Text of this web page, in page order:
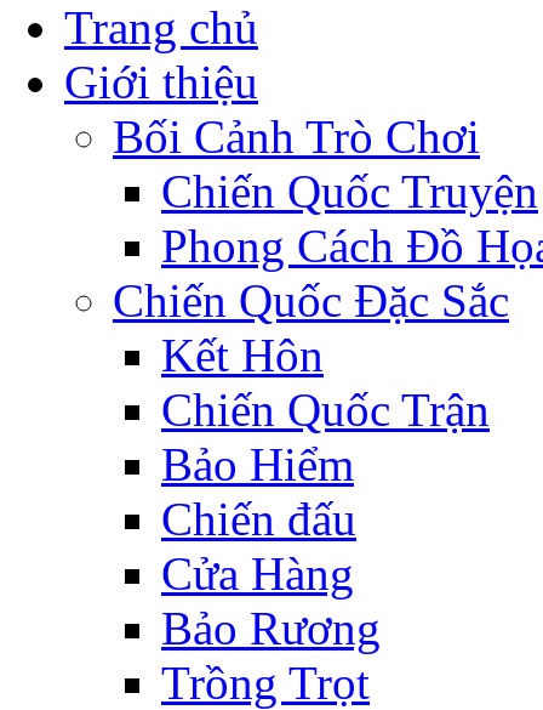
Trang chủ
Giới thiệu
Bối Cảnh Trò Chơi
Chiến Quốc Truyện
Phong Cách Đồ
Chiến Quốc Đặc Sắc
Kết Hôn
Chiến Quốc Trận
Bảo Hiểm
Chiến đấu
Cửa Hàng
Bảo Rương
Trồng Trọt